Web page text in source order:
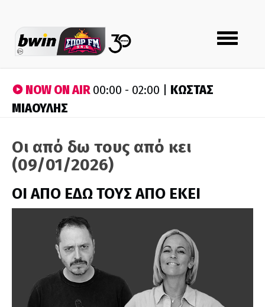
Toggle
navigation
NOW ON AIR00:00 - 02:00 | ΚΩΣΤΑΣ
ΜΙΑΟΥΛΗΣ
Οι από δω τους από κει
(09/01/2026)
ΟΙ ΑΠΟ ΕΔΩ ΤΟΥΣ ΑΠΟ ΕΚΕΙ